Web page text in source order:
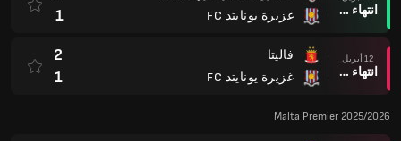
انتهاء وقت المباراة
غزيرة يونايتد FC
1
12 أبريل
انتهاء وقت المباراة
فاليتا
غزيرة يونايتد FC
2
1
Malta Premier 2025/2026